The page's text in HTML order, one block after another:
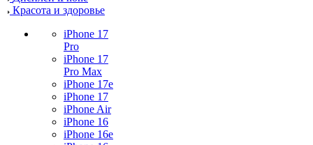
Красота и здоровье
iPhone 17
Pro
iPhone 17
Pro Max
iPhone 17e
iPhone 17
iPhone Air
iPhone 16
iPhone 16e